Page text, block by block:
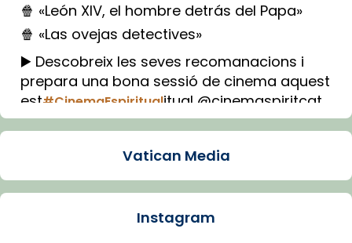
🍿 «León XIV, el hombre detrás del Papa»
🍿 «Las ovejas detectives»
▶️ Descobreix les seves recomanacions i
prepara una bona sessió de cinema aquest
est#CinemaEspiritualitual @cinemaspiritcat
Imatge: Generada amb IA (OpenAI)
Arquebisbat de Barcelona
Vatican Media
Instagram